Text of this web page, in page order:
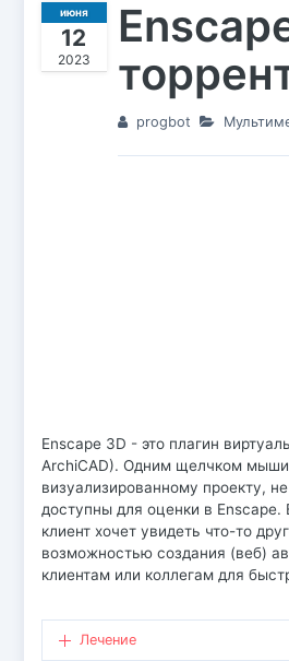
июня
12
2023
progbot
Enscape 3D - это плагин
ArchiCAD). Одним щелчком мыши
визуализированному проекту,
доступны для оценки в
клиент хочет увидеть что-то
возможностью создания (веб)
клиентам или коллегам для
Лечение